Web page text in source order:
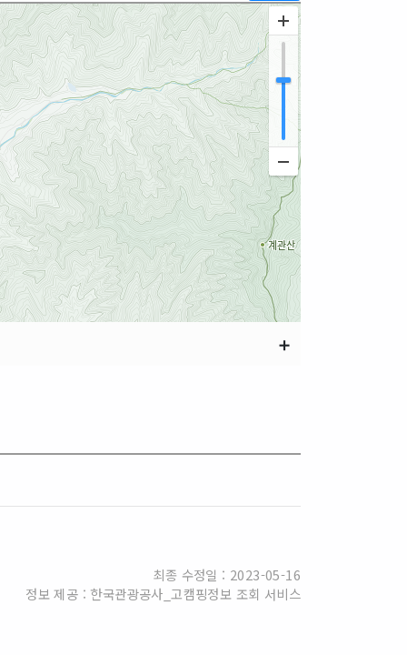
➕
최종 수정일 : 2023-05-16
정보 제공 : 한국관광공사_고캠핑정보 조회 서비스